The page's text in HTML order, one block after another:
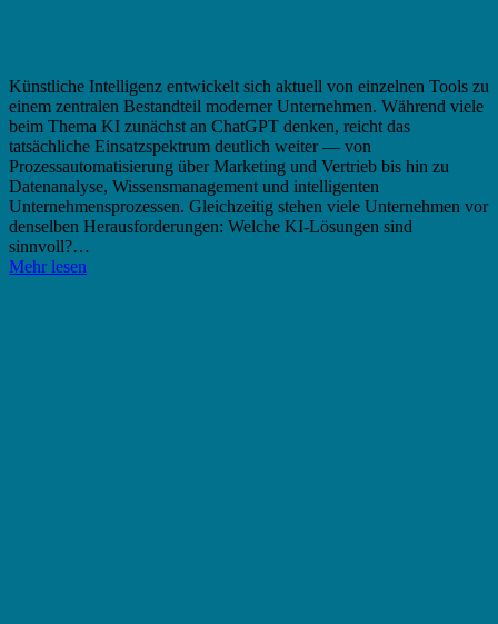
Künstliche Intelligenz entwickelt sich aktuell von einzelnen Tools zu
einem zentralen Bestandteil moderner Unternehmen. Während viele
beim Thema KI zunächst an ChatGPT denken, reicht das
tatsächliche Einsatzspektrum deutlich weiter — von
Prozessautomatisierung über Marketing und Vertrieb bis hin zu
Datenanalyse, Wissensmanagement und intelligenten
Unternehmensprozessen. Gleichzeitig stehen viele Unternehmen vor
denselben Herausforderungen: Welche KI-Lösungen sind
sinnvoll?…
Mehr lesen